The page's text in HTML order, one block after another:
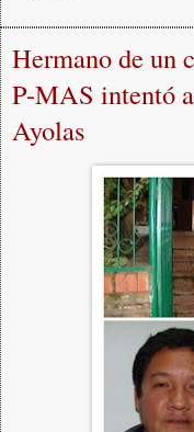
Hermano de un
P-MAS intentó
Ayolas